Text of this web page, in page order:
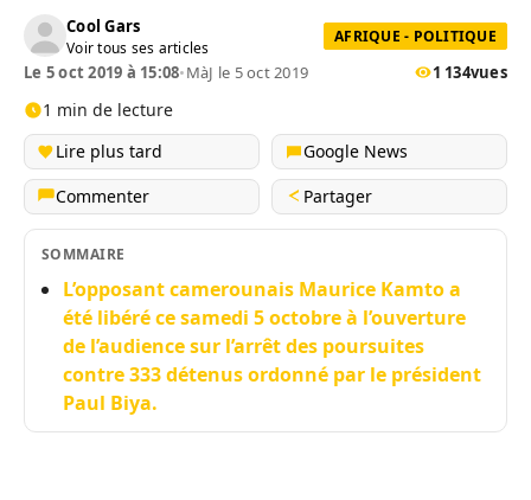
Cool Gars
Voir tous ses articles
AFRIQUE - POLITIQUE
Le 5 oct 2019 à 15:08•MàJ le 5 oct 2019 1 134vues
1 min de lecture
Lire plus tard
Google News
Commenter
Partager
SOMMAIRE
L’opposant camerounais Maurice Kamto a
été libéré ce samedi 5 octobre à l’ouverture
de l’audience sur l’arrêt des poursuites
contre 333 détenus ordonné par le président
Paul Biya.